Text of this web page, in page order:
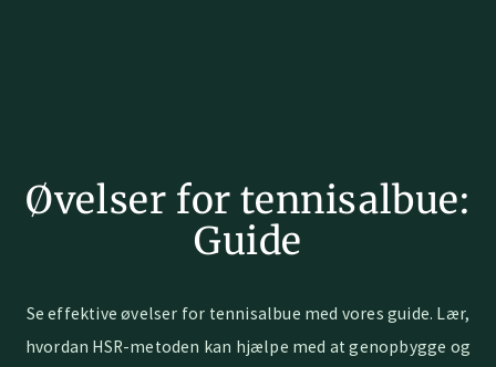
Øvelser for tennisalbue:
Guide
Se effektive øvelser for tennisalbue med vores guide. Lær,
hvordan HSR-metoden kan hjælpe med at genopbygge og